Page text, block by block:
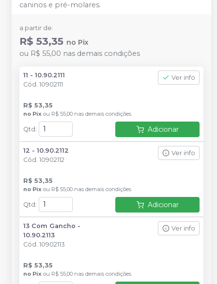
caninos e pré-molares.
a partir de:
R$ 53,35 no Pix
ou R$ 55,00 nas demais condições
11 - 10.90.2111
Cód. 10902111
Ver info
R$ 53,35
no Pix ou R$ 55,00 nas demais condições
Qtd : Adicionar
12 - 10.90.2112
Cód. 10902112
Ver info
R$ 53,35
no Pix ou R$ 55,00 nas demais condições
Qtd : Adicionar
13 Com Gancho -
10.90.2113
Cód. 10902113
Ver info
R$ 53,35
no Pix ou R$ 55,00 nas demais condições